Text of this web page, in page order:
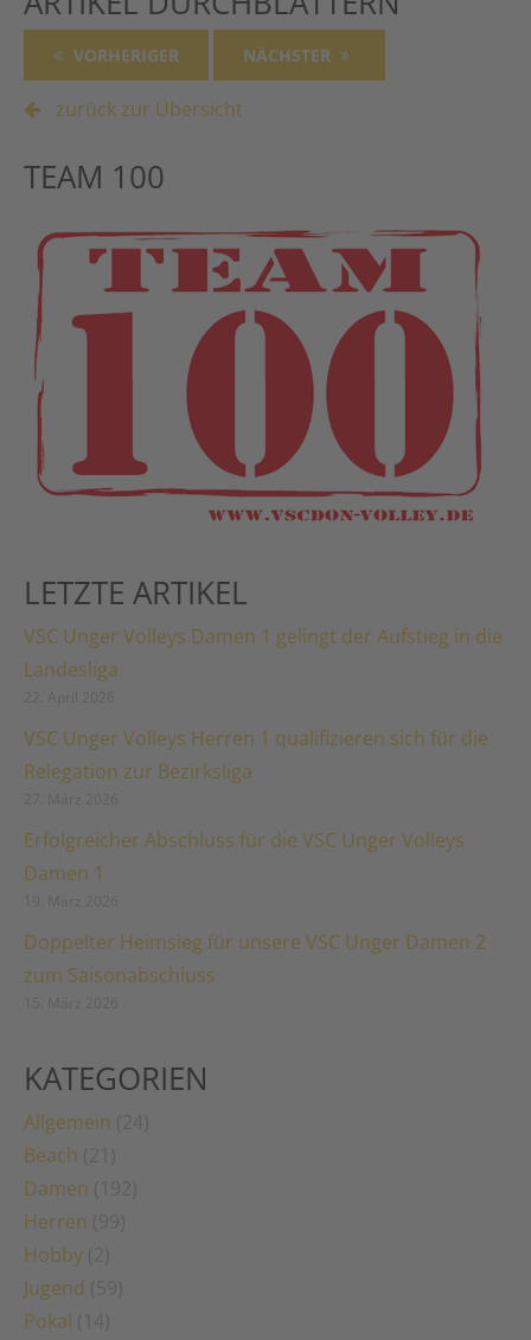
VORHERIGER NÄCHSTER
zurück zur Übersicht
TEAM 100
LETZTE ARTIKEL
VSC Unger Volleys Damen 1 gelingt der Aufstieg in die
Landesliga
VSC Unger Volleys Herren 1 qualifizieren sich für die
Relegation zur Bezirksliga
Erfolgreicher Abschluss für die VSC Unger Volleys
Damen 1
Doppelter Heimsieg für unsere VSC Unger Damen 2
zum Saisonabschluss
KATEGORIEN
Allgemein
Beach
Damen
Herren
Hobby
Jugend
Pokal